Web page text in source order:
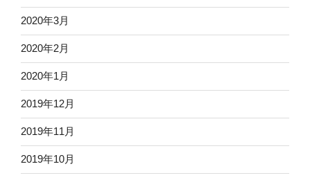
2020年3月
2020年2月
2020年1月
2019年12月
2019年11月
2019年10月